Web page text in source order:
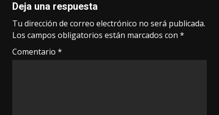
Deja una respuesta
Tu dirección de correo electrónico no será publicada.
Los campos obligatorios están marcados con *
Comentario *